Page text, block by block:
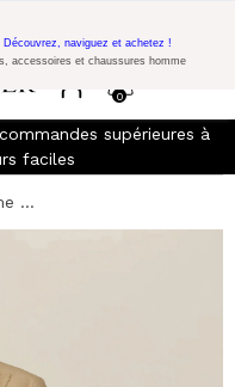
sur 300€ d'achat
0
naviguez et achetez !
accessoires et chaussures homme
supérieures à
faciles
...